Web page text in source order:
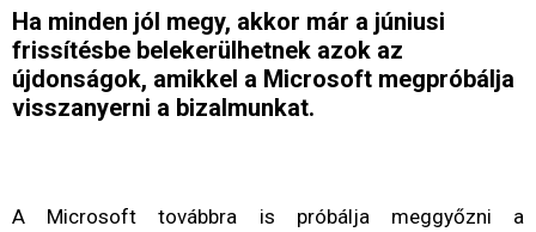
Ha minden jól megy, akkor már a júniusi
frissítésbe belekerülhetnek azok az
újdonságok, amikkel a Microsoft megpróbálja
visszanyerni a bizalmunkat.
A Microsoft továbbra is próbálja meggyőzni a